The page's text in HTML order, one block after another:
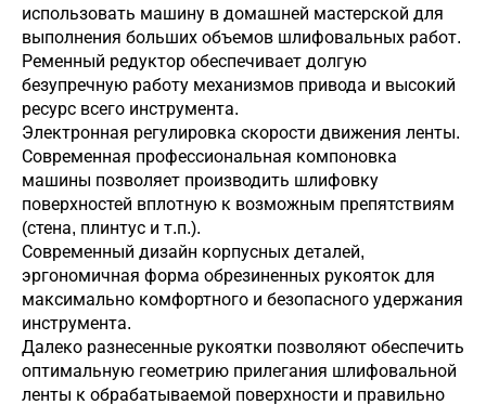
использовать машину в домашней мастерской для
выполнения больших объемов шлифовальных работ.
Ременный редуктор обеспечивает долгую
безупречную работу механизмов привода и высокий
ресурс всего инструмента.
Электронная регулировка скорости движения ленты.
Современная профессиональная компоновка
машины позволяет производить шлифовку
поверхностей вплотную к возможным препятствиям
(стена, плинтус и т.п.).
Современный дизайн корпусных деталей,
эргономичная форма обрезиненных рукояток для
максимально комфортного и безопасного удержания
инструмента.
Далеко разнесенные рукоятки позволяют обеспечить
оптимальную геометрию прилегания шлифовальной
ленты к обрабатываемой поверхности и правильно